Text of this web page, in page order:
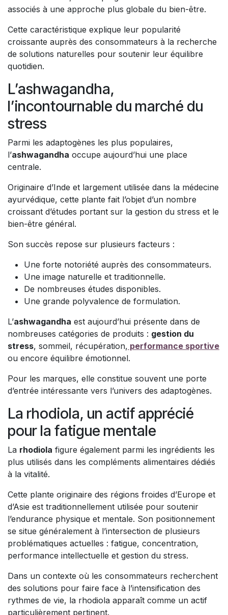
associés à une approche plus globale du bien-être.
Cette caractéristique explique leur popularité
croissante auprès des consommateurs à la recherche
de solutions naturelles pour soutenir leur équilibre
quotidien.
L’ashwagandha,
l’incontournable du marché du
stress
Parmi les adaptogènes les plus populaires,
l’ashwagandha occupe aujourd’hui une place
centrale.
Originaire d’Inde et largement utilisée dans la médecine
ayurvédique, cette plante fait l’objet d’un nombre
croissant d’études portant sur la gestion du stress et le
bien-être général.
Son succès repose sur plusieurs facteurs :
Une forte notoriété auprès des consommateurs.
Une image naturelle et traditionnelle.
De nombreuses études disponibles.
Une grande polyvalence de formulation.
L’ashwagandha est aujourd’hui présente dans de
nombreuses catégories de produits : gestion du
stress, sommeil, récupération, performance sportive
ou encore équilibre émotionnel.
Pour les marques, elle constitue souvent une porte
d’entrée intéressante vers l’univers des adaptogènes.
La rhodiola, un actif apprécié
pour la fatigue mentale
La rhodiola figure également parmi les ingrédients les
plus utilisés dans les compléments alimentaires dédiés
à la vitalité.
Cette plante originaire des régions froides d’Europe et
d’Asie est traditionnellement utilisée pour soutenir
l’endurance physique et mentale. Son positionnement
se situe généralement à l’intersection de plusieurs
problématiques actuelles : fatigue, concentration,
performance intellectuelle et gestion du stress.
Dans un contexte où les consommateurs recherchent
des solutions pour faire face à l’intensification des
rythmes de vie, la rhodiola apparaît comme un actif
particulièrement pertinent.